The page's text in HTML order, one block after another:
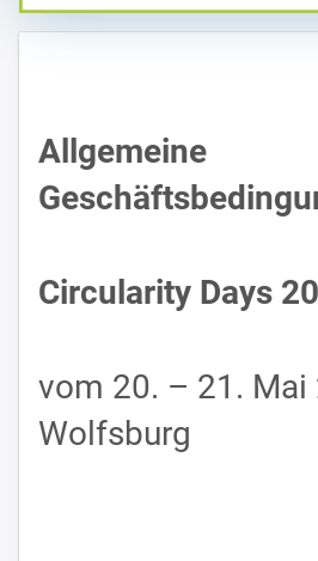
Allgemeine
Circularity Days
vom 20. – 21. Mai
Wolfsburg